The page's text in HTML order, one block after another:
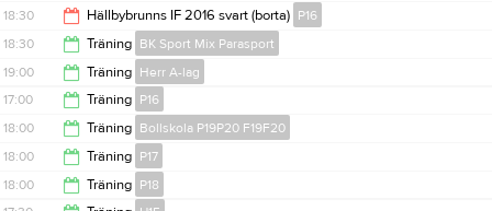
18:30
19:00
18:30 Hällbybrunns IF 2016 svart (borta) P16
20:30
18:30 Träning BK Sport Mix Parasport
20:00
19:00 Träning Herr A-lag
20:30
17:00 Träning P16
18:30
18:00 Träning Bollskola P19P20 F19F20
19:00
18:00 Träning P17
18:00 Träning P18